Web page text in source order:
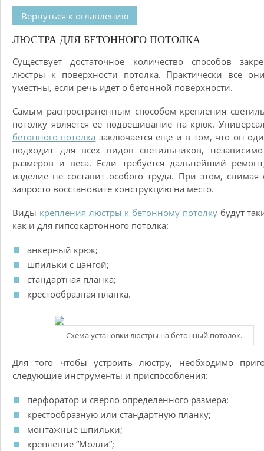
Вернуться к оглавлению
ЛЮСТРА ДЛЯ БЕТОННОГО ПОТОЛКА
Существует достаточное количество способов
люстры к поверхности потолка. Практически все
уместны, если речь идет о бетонной поверхности.
Самым распространенным способом крепления
потолку является ее подвешивание на крюк.
бетонного потолка заключается еще и в том, что он
подходит для всех видов светильников,
размеров и веса. Если требуется дальнейший
изделие не составит особого труда. При этом, снимая
запросто восстановите конструкцию на место.
Виды крепления люстры к бетонному потолкубудут
как и для гипсокартонного потолка:
анкерный крюк;
шпильки с цангой;
стандартная планка;
крестообразная планка.
Схема установки люстры на бетонный потолок.
Для того чтобы устроить люстру, необходимо
следующие инструменты и приспособления:
перфоратор и сверло определенного размера;
крестообразную или стандартную планку;
монтажные шпильки;
крепление “Молли”;